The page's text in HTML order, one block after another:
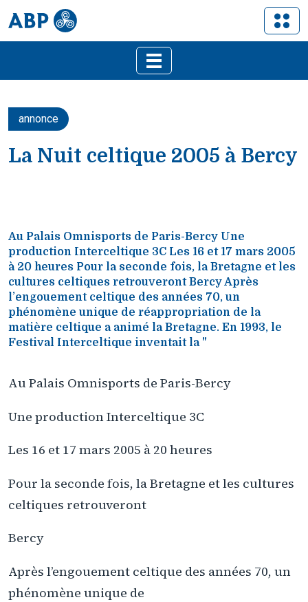
annonce
La Nuit celtique 2005 à Bercy
Au Palais Omnisports de Paris-Bercy Une
production Interceltique 3C Les 16 et 17 mars 2005
à 20 heures Pour la seconde fois, la Bretagne et les
cultures celtiques retrouveront Bercy Après
l’engouement celtique des années 70, un
phénomène unique de réappropriation de la
matière celtique a animé la Bretagne. En 1993, le
Festival Interceltique inventait la "
Au Palais Omnisports de Paris-Bercy
Une production Interceltique 3C
Les 16 et 17 mars 2005 à 20 heures
Pour la seconde fois, la Bretagne et les cultures
celtiques retrouveront
Bercy
Après l’engouement celtique des années 70, un
phénomène unique de